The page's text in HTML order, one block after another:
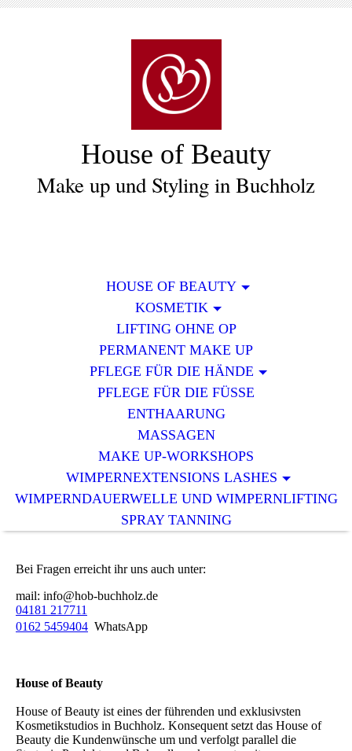
House of Beauty
Make up und Styling in Buchholz
HOUSE OF BEAUTY
KOSMETIK
LIFTING OHNE OP
PERMANENT MAKE UP
PFLEGE FÜR DIE HÄNDE
PFLEGE FÜR DIE FÜSSE
ENTHAARUNG
MASSAGEN
MAKE UP-WORKSHOPS
WIMPERNEXTENSIONS LASHES
WIMPERNDAUERWELLE UND WIMPERNLIFTING
SPRAY TANNING
Bei Fragen erreicht ihr uns auch unter:
mail: info@hob-buchholz.de
04181 217711
0162 5459404 WhatsApp
House of Beauty
House of Beauty ist eines der führenden und exklusivsten
Kosmetikstudios in Buchholz. Konsequent setzt das House of
Beauty die Kundenwünsche um und verfolgt parallel die